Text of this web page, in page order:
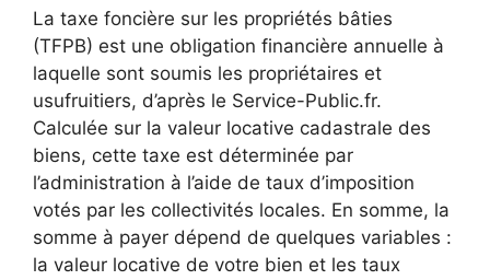
La taxe foncière sur les propriétés bâties
(TFPB) est une obligation financière annuelle à
laquelle sont soumis les propriétaires et
usufruitiers, d’après le Service-Public.fr.
Calculée sur la valeur locative cadastrale des
biens, cette taxe est déterminée par
l’administration à l’aide de taux d’imposition
votés par les collectivités locales. En somme, la
somme à payer dépend de quelques variables :
la valeur locative de votre bien et les taux